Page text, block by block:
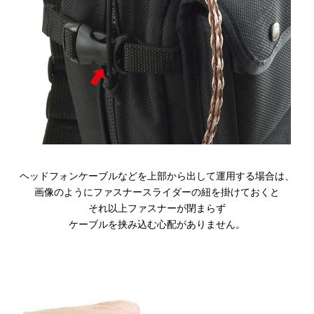
ヘッドフォンケーブルなどを上部から出して運用する場合は、
画像のようにファスナースライダーの紐を掛けておくと
それ以上ファスナーが閉まらず
ケーブルを挟み込む心配がありません。